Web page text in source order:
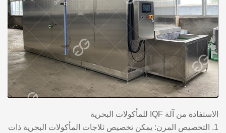
الاستفادة من آلة IQF للمأكولات البحرية
1. التخصيص المرن: يمكن تخصيص ثلاجات المأكولات البحرية ذات